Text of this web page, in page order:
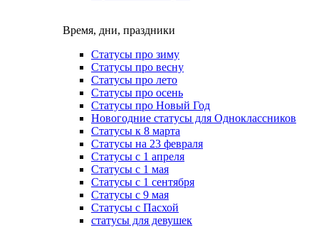
Время, дни, праздники
Статусы про зиму
Статусы про весну
Статусы про лето
Статусы про осень
Статусы про Новый Год
Новогодние статусы для Одноклассников
Статусы к 8 марта
Статусы на 23 февраля
Статусы с 1 апреля
Статусы с 1 мая
Статусы с 1 сентября
Статусы с 9 мая
Статусы с Пасхой
статусы для девушек